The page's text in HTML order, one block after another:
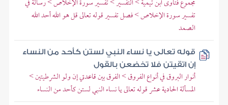
تفسير سورة الإخلاص > فصل تفسير قوله تعالى قل هو الله أحد الله
الصمد
قوله تعالى يا نساء النبي لستن كأحد من النساء
إن اتقيتن فلا تخضعن بالقول
أنوار البروق في أنواع الفروق > الفرق بين قاعدتي إن ولو الشرطيتين >
المسألة الحادية عشر قوله تعالى يا نساء النبي لستن كأحد من النساء